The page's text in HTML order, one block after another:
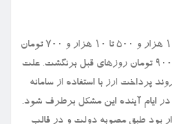
امروز دلار در بازار آزاد بین ۱۰ هزار و ۵۰۰ تا ۱۰ هزار و ۷۰۰ تومان
معامله می شد و به محدوده ۹۰۰۰ تومان روزهای قبل برنگشت. علت
پرداخت ارز با استفاده از سامانه
در ایام آینده این مشکل برطرف شود.
بود طبق مصوبه دولت و در قالب